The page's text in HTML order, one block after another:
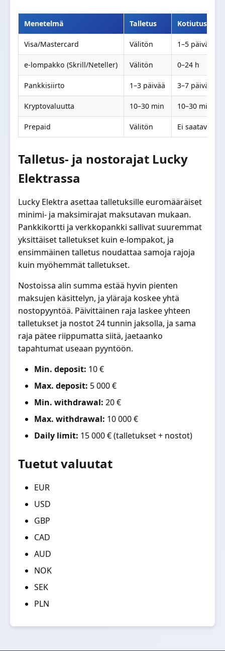
Menetelmä Talletus Kotiutus
Visa/Mastercard Välitön 1–5 päivää
e-lompakko (Skrill/Neteller) Välitön 0–24 h
Pankkisiirto 1–3 päivää 3–7 päivää
Kryptovaluutta 10–30 min 10–30 min
Prepaid Välitön Ei saatavilla
Talletus- ja nostorajat Lucky
Elektrassa
Lucky Elektra asettaa talletuksille euromääräiset
minimi- ja maksimirajat maksutavan mukaan.
Pankkikortti ja verkkopankki sallivat suuremmat
yksittäiset talletukset kuin e-lompakot, ja
ensimmäinen talletus noudattaa samoja rajoja
kuin myöhemmät talletukset.
Nostoissa alin summa estää hyvin pienten
maksujen käsittelyn, ja yläraja koskee yhtä
nostopyyntöä. Päivittäinen raja laskee yhteen
talletukset ja nostot 24 tunnin jaksolla, ja sama
raja pätee riippumatta siitä, jaetaanko
tapahtumat useaan pyyntöön.
Min. deposit: 10 €
Max. deposit: 5 000 €
Min. withdrawal: 20 €
Max. withdrawal: 10 000 €
Daily limit: 15 000 € (talletukset + nostot)
Tuetut valuutat
EUR
USD
GBP
CAD
AUD
NOK
SEK
PLN